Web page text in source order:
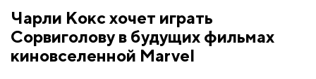
Чарли Кокс хочет играть
Сорвиголову в будущих фильмах
киновселенной Marvel